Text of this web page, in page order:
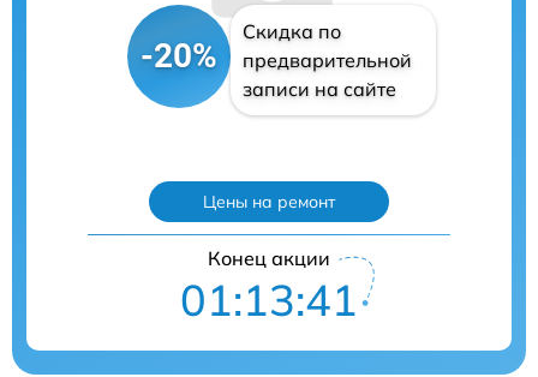
-20%
Скидка по
предварительной
записи на сайте
Цены на ремонт
Конец акции
01:13:40